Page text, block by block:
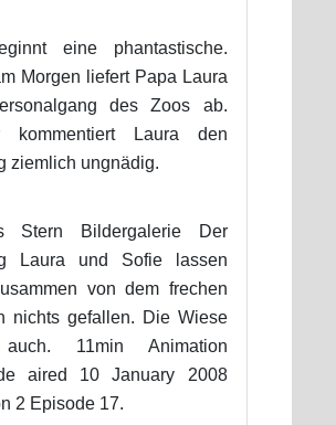
eine phantastische.
Morgen liefert Papa Laura
des Zoos ab.
kommentiert Laura den
ziemlich ungnädig.
Stern Bildergalerie Der
Laura und Sofie lassen
von dem frechen
nichts gefallen. Die Wiese
11min Animation
aired 10 January 2008
2 Episode 17.